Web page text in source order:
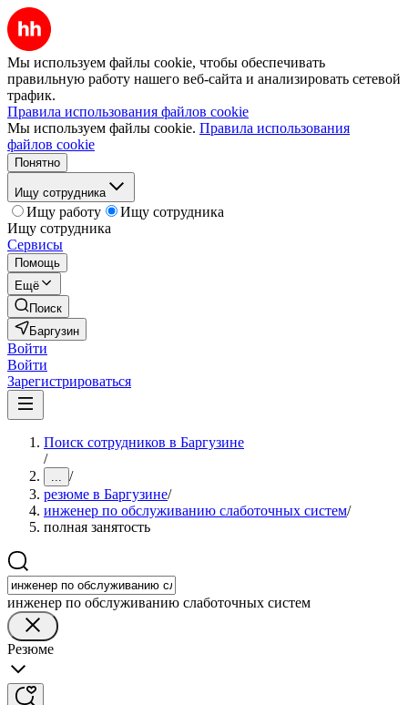
Мы используем файлы cookie, чтобы обеспечивать
правильную работу нашего веб-сайта и анализировать сетевой
трафик.
Правила использования файлов cookie
Мы используем файлы cookie. Правила использования
файлов cookie
Понятно
Ищу сотрудника
Ищу работу
Ищу сотрудника
Ищу сотрудника
Сервисы
Помощь
Ещё
Поиск
Баргузин
Войти
Войти
Зарегистрироваться
Поиск сотрудников в Баргузине
/
... /
резюме в Баргузине/
инженер по обслуживанию слаботочных систем/
полная занятость
инженер по обслуживанию слаботочных систем
Резюме